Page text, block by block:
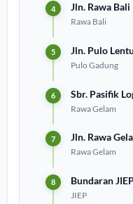
Jln. Rawa Bali
Rawa Bali
Jln. Pulo
Pulo Gadung
Sbr. Pasifik
Rawa Gelam
Jln. Rawa
Rawa Gelam
Bundaran
JIEP